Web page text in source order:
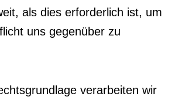
als dies erforderlich ist, um
uns gegenüber zu
verarbeiten wir